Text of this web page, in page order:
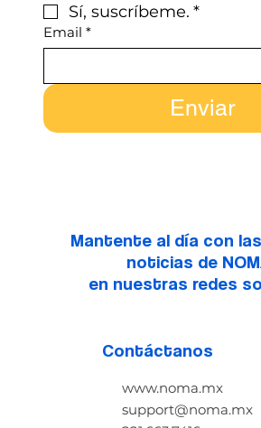
Sí, suscríbeme. *
Email *
Enviar
Mantente al día con
noticias de
en nuestras redes
Contáctanos
www.noma.mx
support@noma.mx